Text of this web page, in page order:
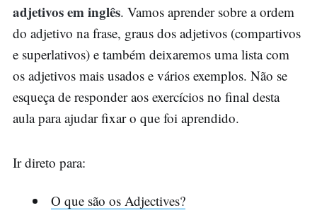
adjetivos em inglês. Vamos aprender sobre a ordem
do adjetivo na frase, graus dos adjetivos (compartivos
e superlativos) e também deixaremos uma lista com
os adjetivos mais usados e vários exemplos. Não se
esqueça de responder aos exercícios no final desta
aula para ajudar fixar o que foi aprendido.
Ir direto para:
O que são os Adjectives?